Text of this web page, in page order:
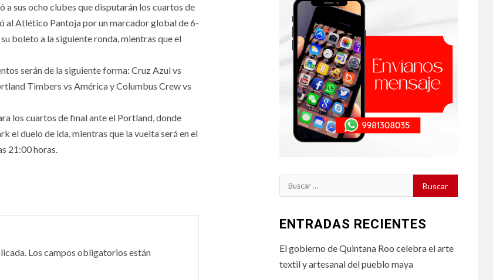
a sus ocho clubes que disputarán los cuartos de
al Atlético Pantoja por un marcador global de 6-
boleto a la siguiente ronda, mientras que el
serán de la siguiente forma: Cruz Azul vs
Timbers vs América y Columbus Crew vs
los cuartos de final ante el Portland, donde
el duelo de ida, mientras que la vuelta será en el
21:00 horas.
Los campos obligatorios están
Buscar:
ENTRADAS RECIENTES
El gobierno de Quintana Roo celebra el arte
textil y artesanal del pueblo maya